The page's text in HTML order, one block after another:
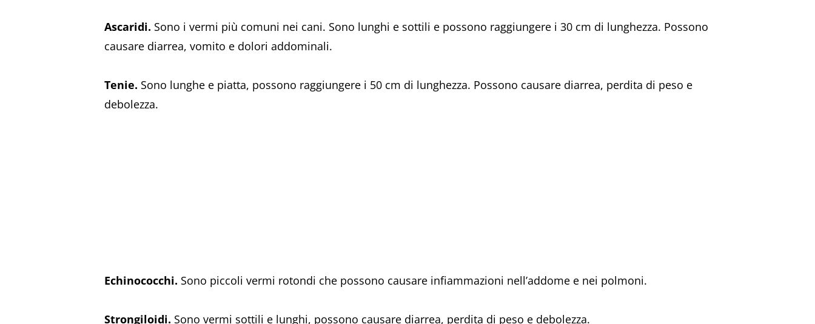
Ascaridi. Sono i vermi più comuni nei cani. Sono lunghi e sottili e possono raggiungere i 30 cm di lunghezza. Possono
causare diarrea, vomito e dolori addominali.
Tenie. Sono lunghe e piatta, possono raggiungere i 50 cm di lunghezza. Possono causare diarrea, perdita di peso e
debolezza.
Echinococchi. Sono piccoli vermi rotondi che possono causare infiammazioni nell’addome e nei polmoni.
Strongiloidi. Sono vermi sottili e lunghi, possono causare diarrea, perdita di peso e debolezza.